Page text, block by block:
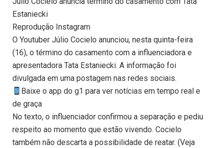
Estaniecki
Reprodução Instagram
O Youtuber Júlio Cocielo anunciou, nesta quinta-feira
(16), o término do casamento com a influenciadora e
apresentadora Tata Estaniecki. A informação foi
divulgada em uma postagem nas redes sociais.
Baixe o app do g1 para ver notícias em tempo real e
de graça
No texto, o influenciador confirmou a separação e pediu
respeito ao momento que estão vivendo. Cocielo
também não descarta a possibilidade de reatar. (Veja